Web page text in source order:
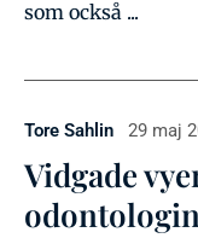
som också ...
Tore Sahlin 29 maj
Vidgade